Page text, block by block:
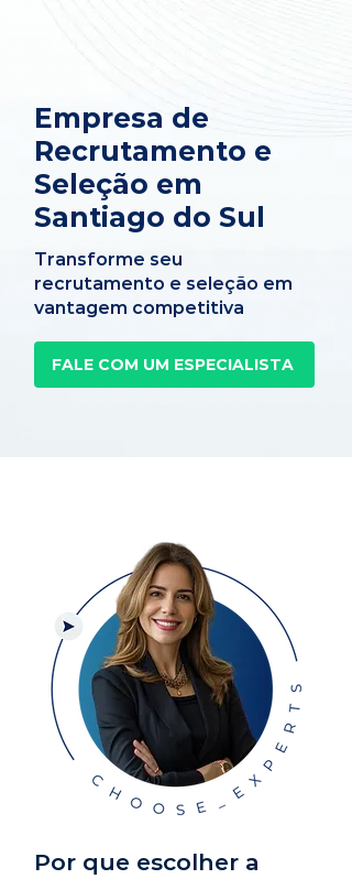
Empresa de
Recrutamento e
Seleção em
Santiago do Sul
Transforme seu
recrutamento e seleção em
vantagem competitiva
FALE COM UM ESPECIALISTA
Por que escolher a